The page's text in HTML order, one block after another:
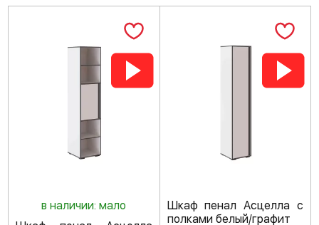
в наличии: мало
Шкаф пенал Асцелла с
полками белый/графит